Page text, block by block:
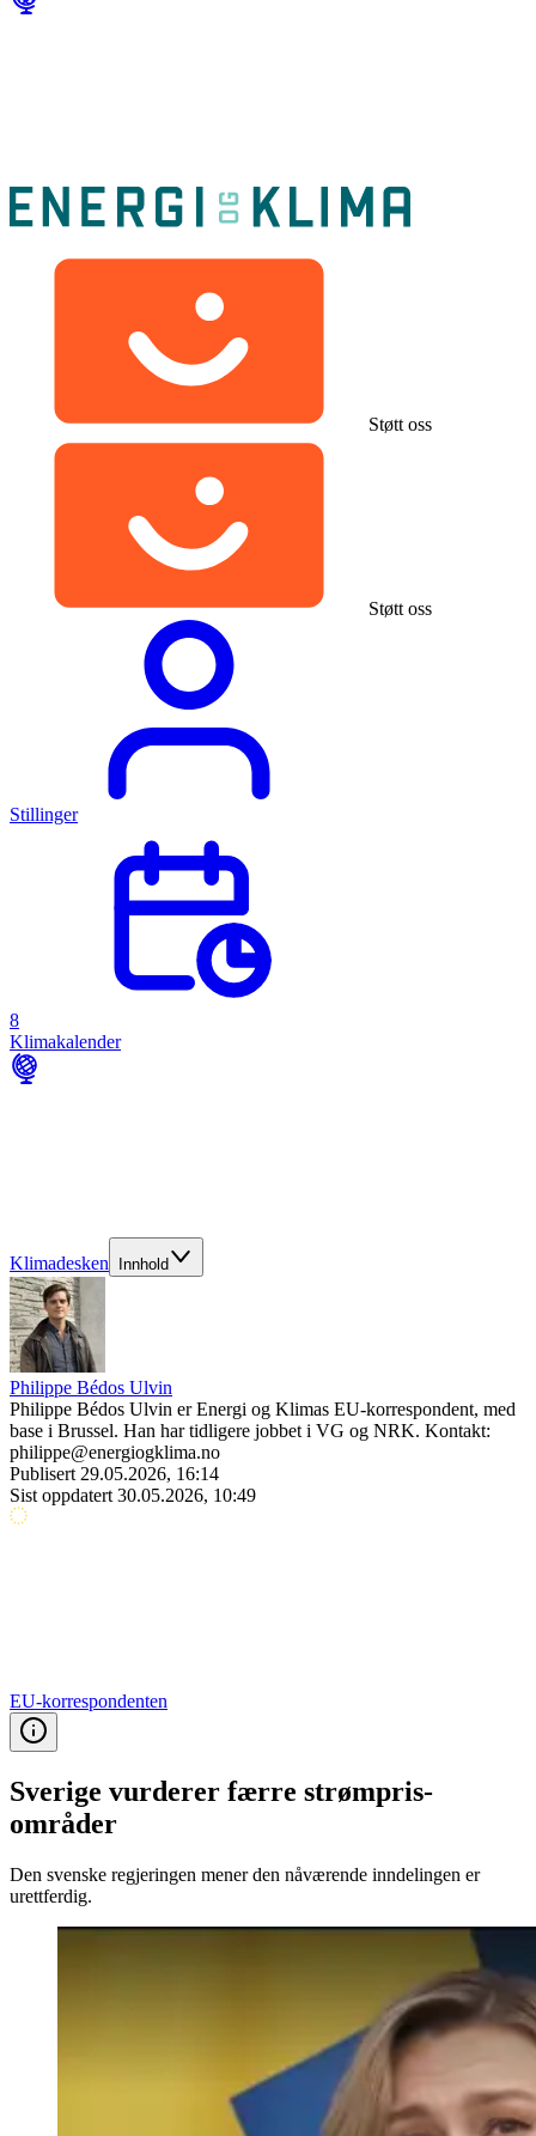
Støtt oss
Støtt oss
Stillinger
8
Klimakalender
Klimadesken Innhold
Philippe Bédos Ulvin
Philippe Bédos Ulvin er Energi og Klimas EU-korrespondent, med
base i Brussel. Han har tidligere jobbet i VG og NRK. Kontakt:
philippe@energiogklima.no
Publisert 29.05.2026, 16:14
Sist oppdatert 30.05.2026, 10:49
EU-korrespondenten
Sverige vurderer færre strømpris­
områder
Den svenske regjeringen mener den nåværende inndelingen er
urettferdig.